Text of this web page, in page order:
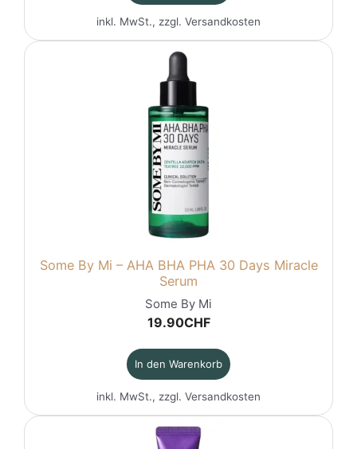
inkl. MwSt., zzgl. Versandkosten
Some By Mi – AHA BHA PHA 30 Days Miracle
Serum
Some By Mi
19.90CHF
In den Warenkorb
inkl. MwSt., zzgl. Versandkosten